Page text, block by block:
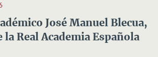
José Manuel Blecua,
Real Academia Española